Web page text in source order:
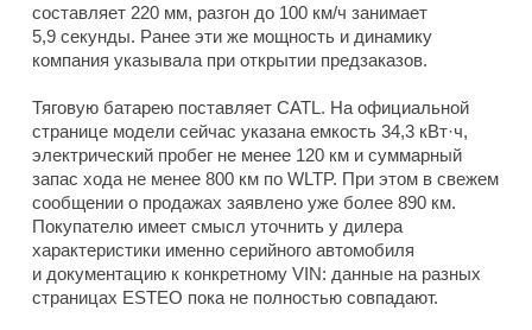
составляет 220 мм, разгон до 100 км/ч занимает
5,9 секунды. Ранее эти же мощность и динамику
компания указывала при открытии предзаказов.
Тяговую батарею поставляет CATL. На официальной
странице модели сейчас указана емкость 34,3 кВт·ч,
электрический пробег не менее 120 км и суммарный
запас хода не менее 800 км по WLTP. При этом в свежем
сообщении о продажах заявлено уже более 890 км.
Покупателю имеет смысл уточнить у дилера
характеристики именно серийного автомобиля
и документацию к конкретному VIN: данные на разных
страницах ESTEO пока не полностью совпадают.